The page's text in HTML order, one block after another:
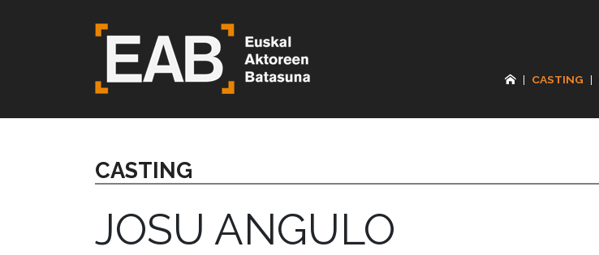
| CASTING |
CASTING
JOSU ANGULO